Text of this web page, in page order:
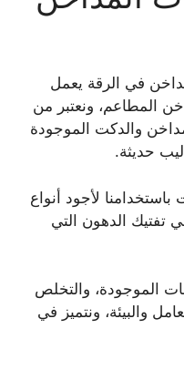
في الرقة يعمل
المطاعم، ونعتبر من
والدكت الموجودة
حديثة.
لأجود أنواع
تفتيك الدهون التي
الموجودة، والتخلص
والبيئة، ونتميز في